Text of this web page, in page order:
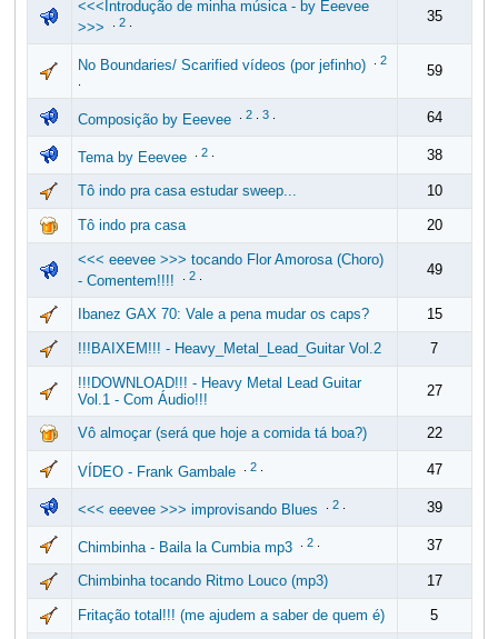
<<<Introdução de minha música - by Eeevee
>>>
2. 35
No Boundaries/ Scarified vídeos (por jefinho)
2
59
Composição by Eeevee 2. 3. 64
Tema by Eeevee 2. 38
Tô indo pra casa estudar sweep... 10
Tô indo pra casa 20
<<< eeevee >>> tocando Flor Amorosa (Choro)
- Comentem!!!!
2. 49
Ibanez GAX 70: Vale a pena mudar os caps? 15
!!!BAIXEM!!! - Heavy_Metal_Lead_Guitar Vol.2 7
!!!DOWNLOAD!!! - Heavy Metal Lead Guitar
Vol.1 - Com Áudio!!!
27
Vô almoçar (será que hoje a comida tá boa?) 22
VÍDEO - Frank Gambale 2. 47
<<< eeevee >>> improvisando Blues 2. 39
Chimbinha - Baila la Cumbia mp3 2. 37
Chimbinha tocando Ritmo Louco (mp3) 17
Fritação total!!! (me ajudem a saber de quem é) 5